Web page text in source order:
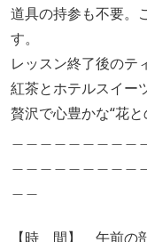
道具の持参も不要。
す。
レッスン終了後のテ
紅茶とホテルスイー
贅沢で心豊かな“花と
【時 間】 午前の